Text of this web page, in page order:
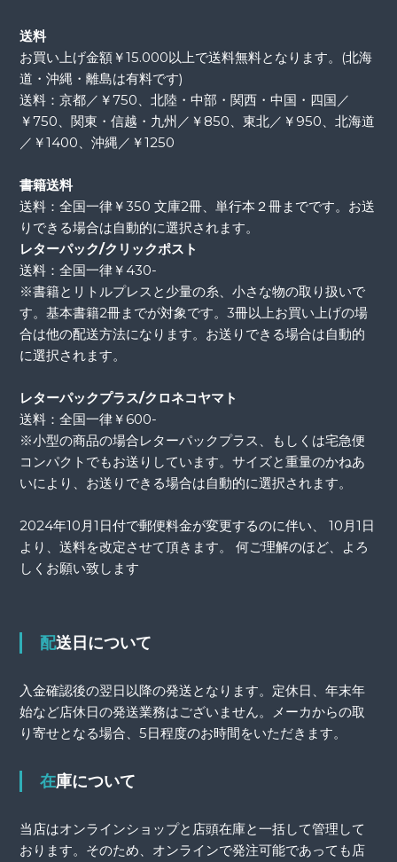
送料
お買い上げ金額￥15.000以上で送料無料となります。(北海
道・沖縄・離島は有料です)
送料：京都／￥750、北陸・中部・関西・中国・四国／
￥750、関東・信越・九州／￥850、東北／￥950、北海道
／￥1400、沖縄／￥1250
書籍送料
送料：全国一律￥350 文庫2冊、単行本２冊までです。お送
りできる場合は自動的に選択されます。
レターパック/クリックポスト
送料：全国一律￥430-
※書籍とリトルプレスと少量の糸、小さな物の取り扱いで
す。基本書籍2冊までが対象です。3冊以上お買い上げの場
合は他の配送方法になります。お送りできる場合は自動的
に選択されます。
レターパックプラス/クロネコヤマト
送料：全国一律￥600-
※小型の商品の場合レターパックプラス、もしくは宅急便
コンパクトでもお送りしています。サイズと重量のかねあ
いにより、お送りできる場合は自動的に選択されます。
2024年10月1日付で郵便料金が変更するのに伴い、 10月1日
より、送料を改定させて頂きます。 何ご理解のほど、よろ
しくお願い致します
配送日について
入金確認後の翌日以降の発送となります。定休日、年末年
始など店休日の発送業務はございません。メーカからの取
り寄せとなる場合、5日程度のお時間をいただきます。
在庫について
当店はオンラインショップと店頭在庫と一括して管理して
おります。そのため、オンラインで発注可能であっても店